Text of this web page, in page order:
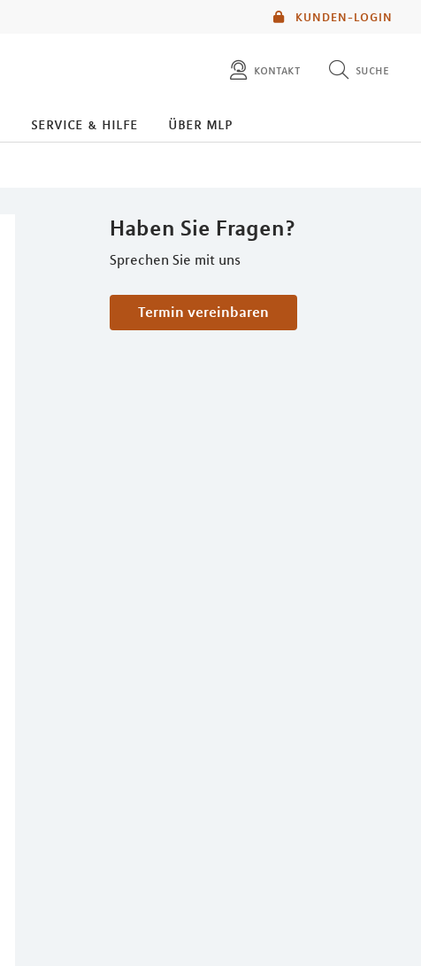
KUNDEN-LOGIN
kontakt suche
diese website durchsuchen
service & hilfe über mlp
Haben Sie Fragen?
Sprechen Sie mit uns
Termin vereinbaren